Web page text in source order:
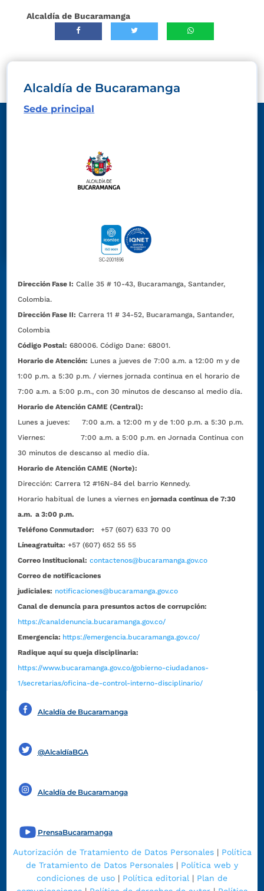
Alcaldía de Bucaramanga
Alcaldía de Bucaramanga
Sede principal
Dirección Fase I: Calle 35 # 10-43, Bucaramanga, Santander,
Colombia.
Dirección Fase II: Carrera 11 # 34-52, Bucaramanga, Santander,
Colombia
Código Postal: 680006. Código Dane: 68001.
Horario de Atención: Lunes a jueves de 7:00 a.m. a 12:00 m y de
1:00 p.m. a 5:30 p.m. / viernes jornada continua en el horario de
7:00 a.m. a 5:00 p.m., con 30 minutos de descanso al medio día.
Horario de Atención CAME (Central):
Lunes a jueves: 7:00 a.m. a 12:00 m y de 1:00 p.m. a 5:30 p.m.
Viernes: 7:00 a.m. a 5:00 p.m. en Jornada Continua con
30 minutos de descanso al medio día.
Horario de Atención CAME (Norte):
Dirección:Carrera 12 #16N-84 del barrio Kennedy.
Horario habitual de lunes a viernes en jornada continua de 7:30
a.m. a 3:00 p.m.
Teléfono Conmutador:
+57 (607) 633 70 00
Líneagratuita: +57 (607) 652 55 55
Correo Institucional: contactenos@bucaramanga.gov.co
Correo de notificaciones
judiciales: notificaciones@bucaramanga.gov.co
Canal de denuncia para presuntos actos de corrupción:
https://canaldenuncia.bucaramanga.gov.co/
Emergencia: https://emergencia.bucaramanga.gov.co/
Radique aquí su queja disciplinaria:
https://www.bucaramanga.gov.co/gobierno-ciudadanos-
1/secretarias/oficina-de-control-interno-disciplinario/
Alcaldía de Bucaramanga
@AlcaldíaBGA
Alcaldía de Bucaramanga
PrensaBucaramanga
Autorización de Tratamiento de Datos Personales| Política
de Tratamiento de Datos Personales | Política web y
condiciones de uso | Política editorial | Plan de